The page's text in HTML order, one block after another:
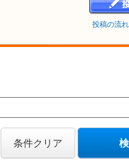
投稿の流
条件クリア